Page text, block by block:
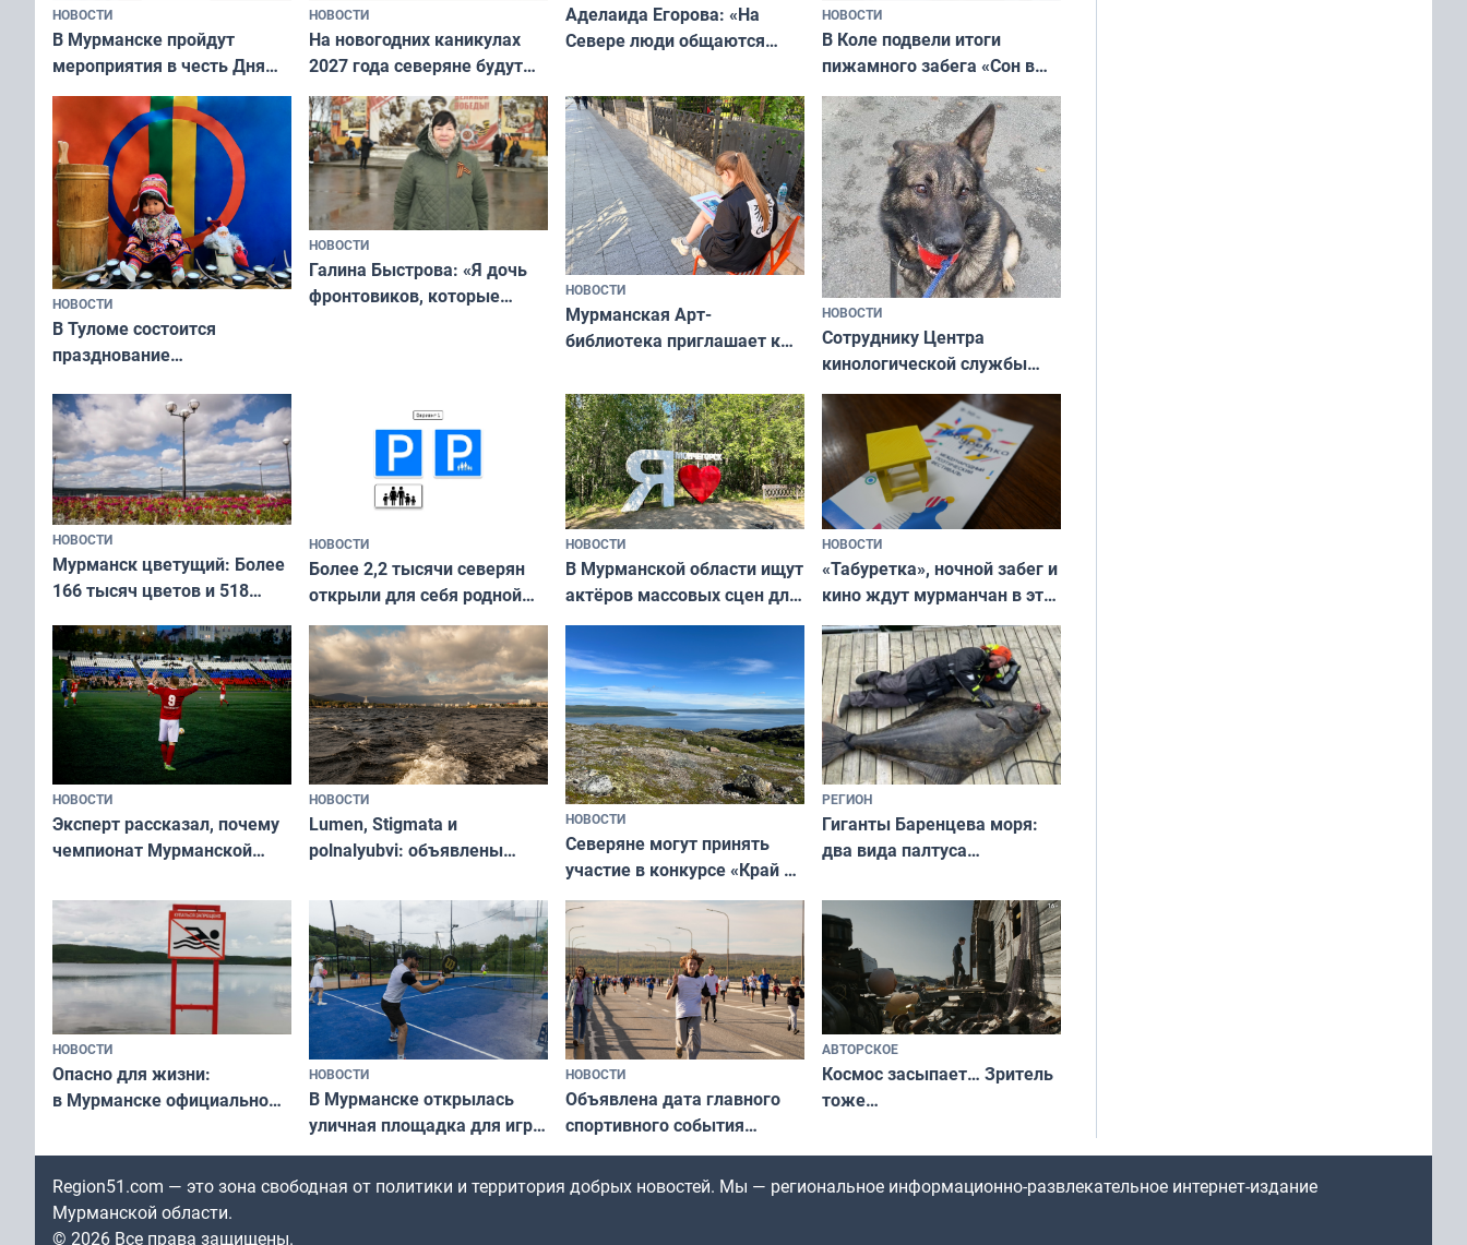
НОВОСТИ
В Мурманске пройдут
мероприятия в честь Дня
физкультурника
НОВОСТИ
На новогодних каникулах
2027 года северяне будут
отдыхать 11 дней
Аделаида Егорова: «На
Севере люди общаются
а потому что
ты им интересен»
НОВОСТИ
В Коле подвели итоги
пижамного забега «Сон в
Олимпийскую ночь»
НОВОСТИ
В Туломе состоится
празднование
коренных народов мира
НОВОСТИ
Галина Быстрова: «Я дочь
фронтовиков, которые
НОВОСТИ
Мурманская Арт-
библиотека приглашает к
и фотографов
НОВОСТИ
Сотруднику Центра
кинологической службы
ищут новый дом
НОВОСТИ
Мурманск цветущий: Более
166 тысяч цветов и 518
НОВОСТИ
Более 2,2 тысячи северян
открыли для себя родной
край в рамках проекта
«Туризм для своих»
НОВОСТИ
В Мурманской области ищут
актёров массовых сцен для
съёмок в
короткометражном фильме
НОВОСТИ
«Табуретка», ночной забег и
кино ждут мурманчан в эти
выходные
НОВОСТИ
Эксперт рассказал, почему
чемпионат Мурманской
незамеченным
НОВОСТИ
Lumen, Stigmata и
polnalyubvi: объявлены
«Имандра» в 2026 года
НОВОСТИ
Северяне могут принять
участие в конкурсе «Край у
северной границы: фотогид
по Печенгскому округу»
РЕГИОН
Гиганты Баренцева моря:
два вида палтуса
НОВОСТИ
Опасно для жизни:
в Мурманске официально
в городских водоёмах
НОВОСТИ
В Мурманске открылась
уличная площадка для игры
в падел
НОВОСТИ
Объявлена дата главного
спортивного события
Заполярья: как зарождался
фестиваль «Гольфстрим»
АВТОРСКОЕ
Космос засыпает… Зритель
тоже…
Region51.com — это зона свободная от политики и территория добрых новостей. Мы — региональное информационно-развлекательное интернет-издание
Мурманской области.
© 2026 Все права защищены.